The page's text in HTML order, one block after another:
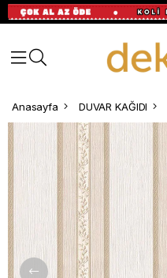
Anasayfa DUVAR KAĞIDI